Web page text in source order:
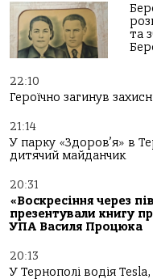
та
22:10
Героїчно загинув
21:14
У парку «Здоров’я» в
дитячий майданчик
20:31
«Воскресіння через
презентували книгу
УПА Василя Процюка
20:13
У Тернополі водія